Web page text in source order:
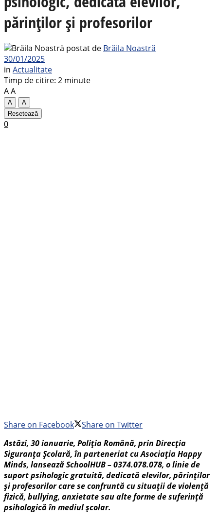
părinților și profesorilor
postat de Brăila Noastră
30/01/2025
in Actualitate
Timp de citire: 2 minute
AA
A
A
Resetează
0
Share on Facebook
Share on Twitter
Astăzi, 30 ianuarie, Poliția Română, prin Direcția
Siguranța Școlară, în parteneriat cu Asociația Happy
Minds, lansează SchoolHUB – 0374.078.078, o linie de
suport psihologic gratuită, dedicată elevilor, părinților
și profesorilor care se confruntă cu situații de violență
fizică, bullying, anxietate sau alte forme de suferință
psihologică în mediul școlar.